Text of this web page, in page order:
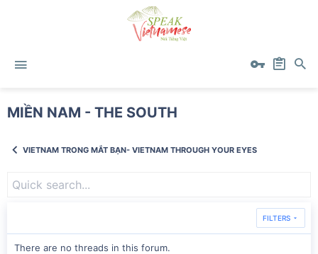
MIỀN NAM - THE SOUTH
VIETNAM TRONG MẮT BẠN- VIETNAM THROUGH YOUR EYES
FILTERS
There are no threads in this forum.